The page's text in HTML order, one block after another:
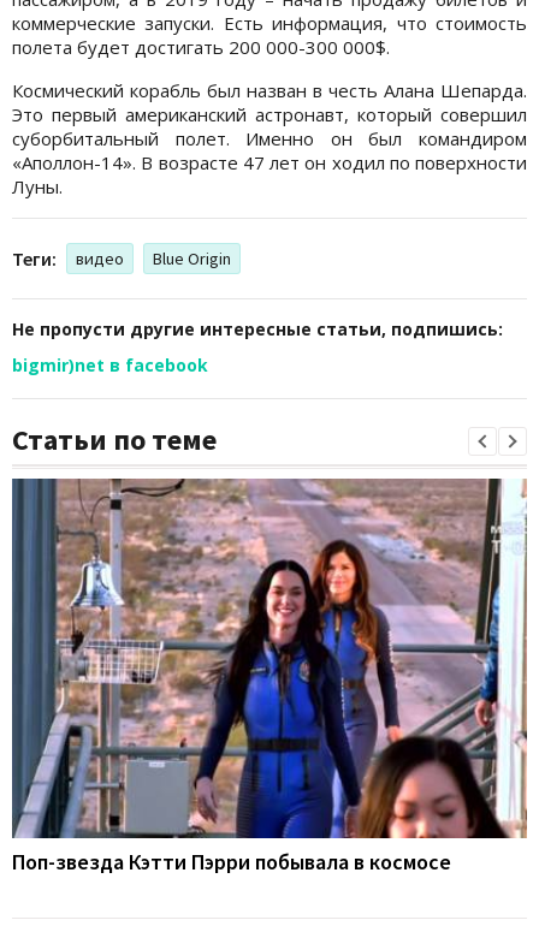
коммерческие запуски. Есть информация, что стоимость
полета будет достигать 200 000-300 000$.
Космический корабль был назван в честь Алана Шепарда.
Это первый американский астронавт, который совершил
суборбитальный полет. Именно он был командиром
«Аполлон-14». В возрасте 47 лет он ходил по поверхности
Луны.
Теги: видео Blue Origin
Не пропусти другие интересные статьи, подпишись:
bigmir)net в facebook
Статьи по теме
Поп-звезда Кэтти Пэрри побывала в космосе